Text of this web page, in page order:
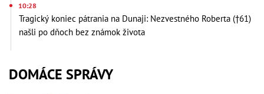
10:28
Tragický koniec pátrania na Dunaji: Nezvestného Roberta (†61)
našli po dňoch bez známok života
DOMÁCE SPRÁVY